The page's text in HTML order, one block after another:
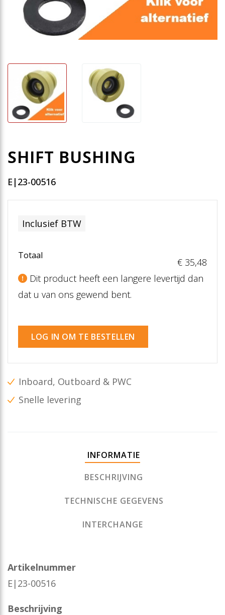
SHIFT BUSHING
E|23-00516
Inclusief BTW
Totaal
€ 35,48
Dit product heeft een langere levertijd dan
dat u van ons gewend bent.
LOG IN OM TE BESTELLEN
Inboard, Outboard & PWC
Snelle levering
INFORMATIE
BESCHRIJVING
TECHNISCHE GEGEVENS
INTERCHANGE
Artikelnummer
E|23-00516
Beschrijving